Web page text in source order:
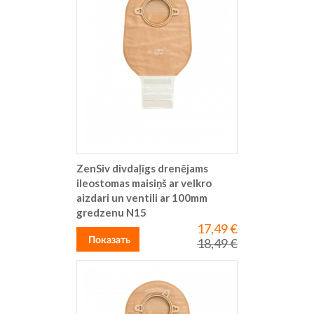
ZenSiv divdaļīgs drenējams
ileostomas maisiņš ar velkro
aizdari un ventili ar 100mm
gredzenu N15
Special
Price
17,49 €
Regular
Price
18,49 €
Показать